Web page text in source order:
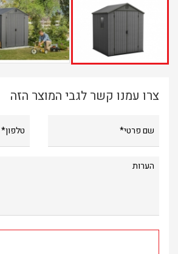
צרו עמנו קשר לגבי המוצר הזה